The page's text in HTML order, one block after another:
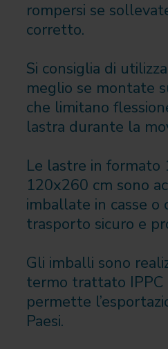
rompersi se
corretto.
Si consiglia di
meglio se montate
che limitano
lastra durante la
Le lastre in formato
120x260 cm sono
imballate in casse
trasporto sicuro e
Gli imballi sono
termo trattato IPPC
permette
Paesi.